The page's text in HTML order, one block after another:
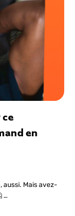
en
aussi. Mais avez-
…